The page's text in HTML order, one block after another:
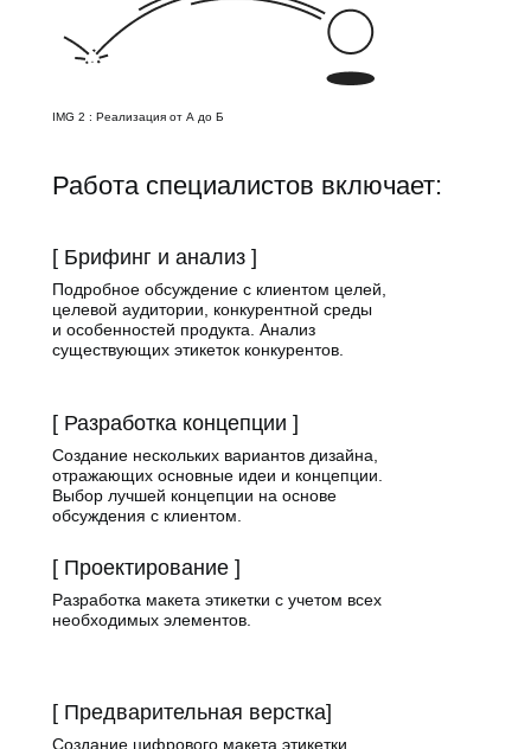
Подробное обсуждение с клиентом целей,
целевой аудитории, конкурентной среды
и особенностей продукта. Анализ
существующих этикеток конкурентов.
[ Брифинг и анализ ]
[ Разработка концепции ]
Создание нескольких вариантов дизайна,
отражающих основные идеи и концепции.
Выбор лучшей концепции на основе
обсуждения с клиентом.
Создание цифрового макета этикетки
[ Предварительная верстка]
[ Проектирование ]
Разработка макета этикетки с учетом всех
необходимых элементов.
IMG 2 : Реализация от А до Б
Работа специалистов включает: